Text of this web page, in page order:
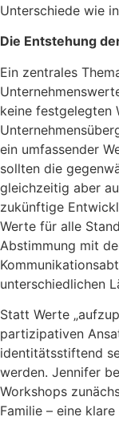
Unterschiede wie
Die Entstehung
Ein zentrales
keine festgelegten
ein umfassender
sollten die
gleichzeitig aber
zukünftige
Werte für alle
Abstimmung mit
unterschiedlichen
Statt Werte
partizipativen
identitätsstiftend
werden. Jennifer
Workshops
Familie – eine